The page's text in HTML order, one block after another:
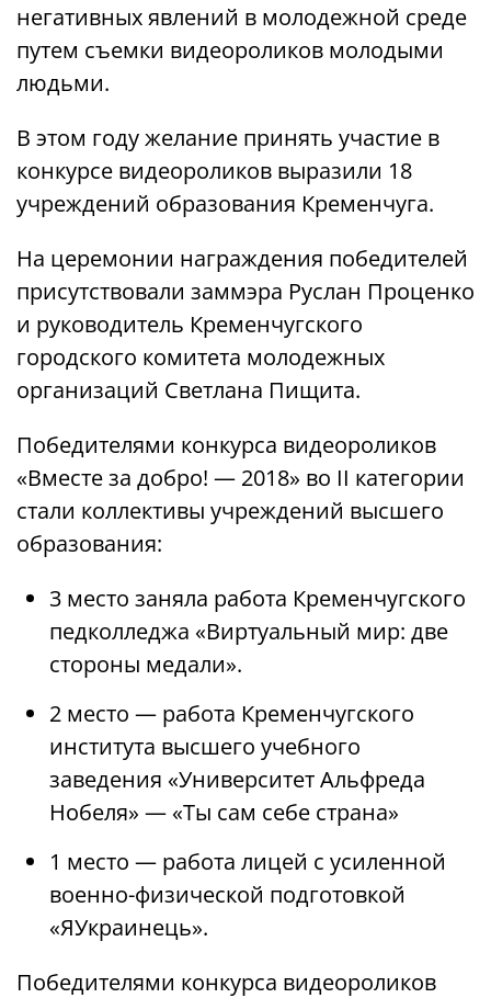
негативных явлений в молодежной среде
путем съемки видеороликов молодыми
людьми.
В этом году желание принять участие в
конкурсе видеороликов выразили 18
учреждений образования Кременчуга.
На церемонии награждения победителей
присутствовали заммэра Руслан Проценко
и руководитель Кременчугского
городского комитета молодежных
организаций Светлана Пищита.
Победителями конкурса видеороликов
«Вместе за добро! — 2018» во II категории
стали коллективы учреждений высшего
образования:
3 место заняла работа Кременчугского
педколледжа «Виртуальный мир: две
стороны медали».
2 место — работа Кременчугского
института высшего учебного
заведения «Университет Альфреда
Нобеля» — «Ты сам себе страна»
1 место — работа лицей с усиленной
военно-физической подготовкой
«ЯУкраинець».
Победителями конкурса видеороликов